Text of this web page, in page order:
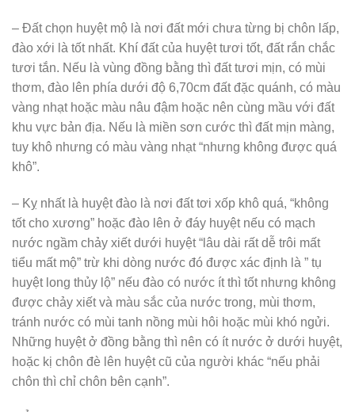
– Đất chọn huyệt mộ là nơi đất mới chưa từng bị chôn lấp,
đào xới là tốt nhất. Khí đất của huyệt tươi tốt, đất rắn chắc
tươi tắn. Nếu là vùng đồng bằng thì đất tươi mịn, có mùi
thơm, đào lên phía dưới độ 6,70cm đất đặc quánh, có màu
vàng nhạt hoặc màu nâu đậm hoặc nên cùng mầu với đất
khu vực bản địa. Nếu là miền sơn cước thì đất mịn màng,
tuy khô nhưng có màu vàng nhạt “nhưng không được quá
khô”.
– Kỵ nhất là huyệt đào là nơi đất tơi xốp khô quá, “không
tốt cho xương” hoặc đào lên ở đáy huyệt nếu có mạch
nước ngầm chảy xiết dưới huyệt “lâu dài rất dễ trôi mất
tiểu mất mộ” trừ khi dòng nước đó được xác định là ” tụ
huyệt long thủy lộ” nếu đào có nước ít thì tốt nhưng không
được chảy xiết và màu sắc của nước trong, mùi thơm,
tránh nước có mùi tanh nồng mùi hôi hoặc mùi khó ngửi.
Những huyệt ở đồng bằng thì nên có ít nước ở dưới huyệt,
hoặc kị chôn đè lên huyệt cũ của người khác “nếu phải
chôn thì chỉ chôn bên cạnh”.